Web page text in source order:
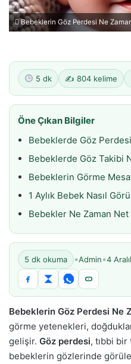
Bebeklerin Göz Perdesi Ne
5 dk ✍️ 804 kelime
Öne Çıkan Bilgiler
Bebeklerde Göz
Bebeklerde Göz Takibi
Bebeklerin Görme
1 Aylık Bebek Nasıl
Bebekler Ne Zaman Net
5 dk okuma •Admin•4
Bebeklerin Göz Perdesi Ne
görme yetenekleri,
gelişir. Göz perdesi, tıbbi
bebeklerin gözlerinde